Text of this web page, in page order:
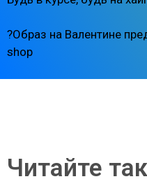
?Образ на Валентине
shop
Читайте